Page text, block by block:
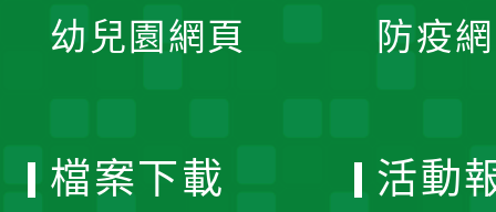
幼兒園網頁 防疫
檔案下載 活動